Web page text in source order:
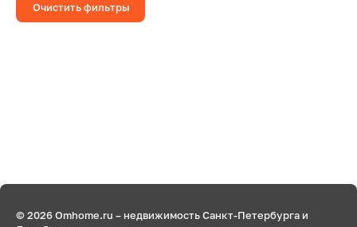
Очистить фильтры
© 2026 Omhome.ru – недвижимость Санкт-Петербурга и